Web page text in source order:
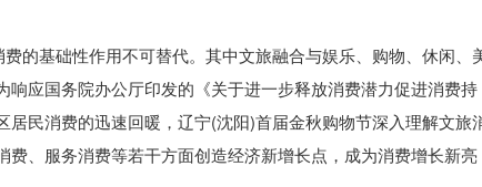
费的基础性作用不可替代。其中文旅融合与娱乐、购物、休闲、
响应国务院办公厅印发的《关于进一步释放消费潜力促进消费持
居民消费的迅速回暖，辽宁(沈阳)首届金秋购物节深入理解文旅
费、服务消费等若干方面创造经济新增长点，成为消费增长新亮